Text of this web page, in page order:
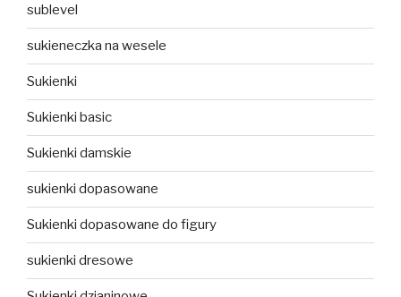
sublevel
sukieneczka na wesele
Sukienki
Sukienki basic
Sukienki damskie
sukienki dopasowane
Sukienki dopasowane do figury
sukienki dresowe